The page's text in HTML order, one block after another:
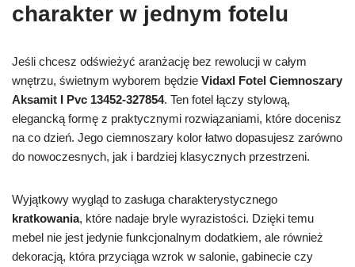
charakter w jednym fotelu
Jeśli chcesz odświeżyć aranżację bez rewolucji w całym
wnętrzu, świetnym wyborem będzie Vidaxl Fotel Ciemnoszary
Aksamit I Pvc 13452-327854. Ten fotel łączy stylową,
elegancką formę z praktycznymi rozwiązaniami, które docenisz
na co dzień. Jego ciemnoszary kolor łatwo dopasujesz zarówno
do nowoczesnych, jak i bardziej klasycznych przestrzeni.
Wyjątkowy wygląd to zasługa charakterystycznego
kratkowania, które nadaje bryle wyrazistości. Dzięki temu
mebel nie jest jedynie funkcjonalnym dodatkiem, ale również
dekoracją, która przyciąga wzrok w salonie, gabinecie czy